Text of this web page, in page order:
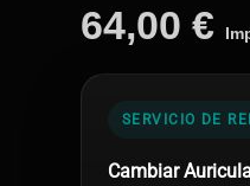
64,00 €
SERVICIO DE
Cambiar